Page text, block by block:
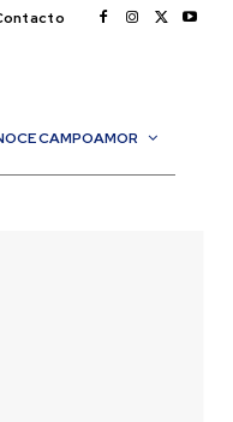
CAMPOAMOR